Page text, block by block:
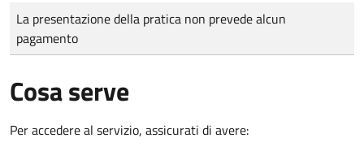
Tipo di pagamento
Importo
La presentazione della pratica non prevede alcun
pagamento
Cosa serve
Per accedere al servizio, assicurati di avere: